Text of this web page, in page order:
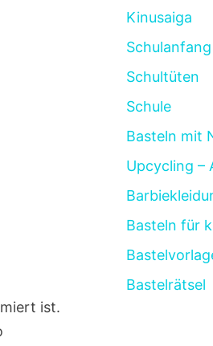
ist.
Kinusaiga
Schulanfang
Schultüten
Schule
Basteln mit
Upcycling –
Basteln für
Bastelrätsel